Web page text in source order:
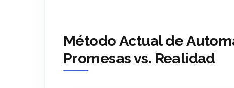
Método Actual de
Promesas vs. Realidad